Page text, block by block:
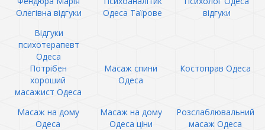
Олегівна відгуки
Одеса Таїрове
відгуки
Відгуки
психотерапевт
Одеса
Потрібен
хороший
масажист Одеса
Масаж спини
Одеса
Костоправ Одеса
Масаж на дому
Одеса
Масаж на дому
Одеса ціни
Розслаблювальний
масаж Одеса